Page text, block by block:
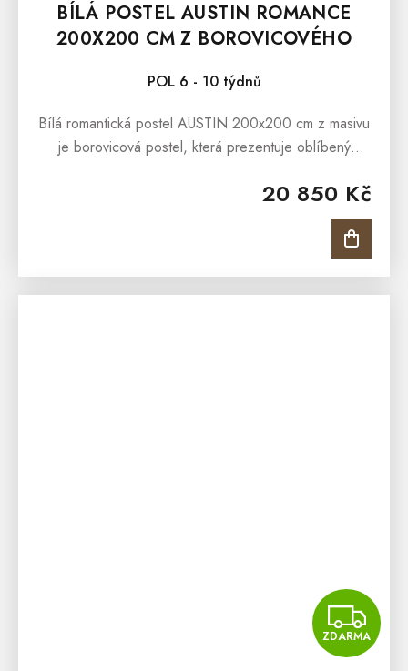
BÍLÁ POSTEL AUSTIN ROMANCE
200X200 CM Z BOROVICOVÉHO
POL 6 - 10 týdnů
20 850 Kč
Bílá romantická postel AUSTIN 200x200 cm z masivu
je borovicová postel, která prezentuje oblíbený
dokresluje ozdobné...
ZDARMA